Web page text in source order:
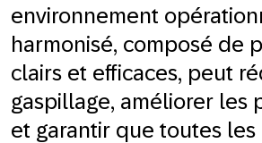
environnement
harmonisé, composé de
clairs et efficaces, peut
gaspillage, améliorer les
et garantir que toutes les